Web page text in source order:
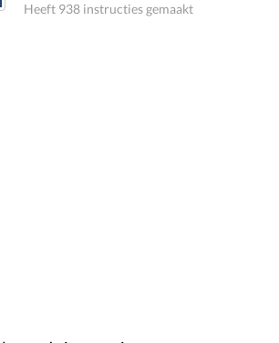
Heeft 938 instructies gemaakt